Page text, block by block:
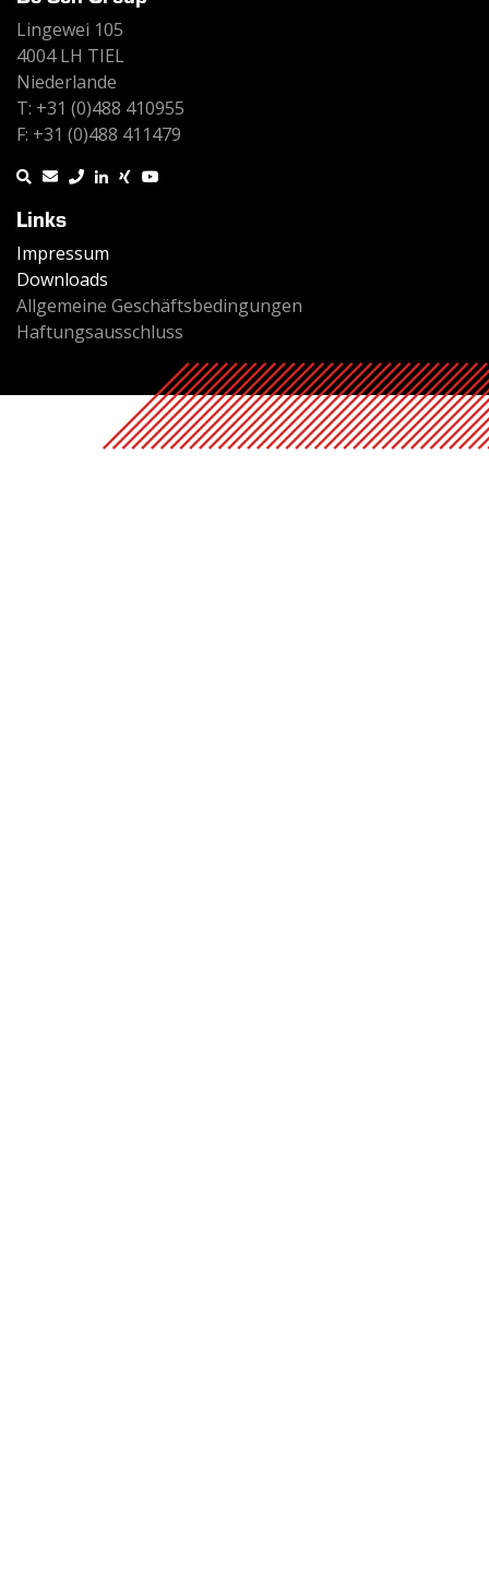
Lingewei 105
4004 LH TIEL
Niederlande
T: +31 (0)488 410955
F: +31 (0)488 411479
Links
Impressum
Downloads
Allgemeine Geschäftsbedingungen
Haftungsausschluss